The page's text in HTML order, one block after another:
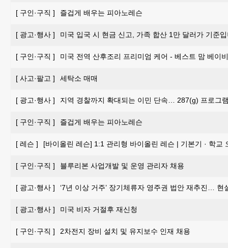
[ 구인·구직 ] 즐겁게 배우는 피아노레슨
[ 광고·행사 ] 미국 입국 시 현금 신고, 가족 합산 1만 달러가 기준
[ 구인·구직 ] 미국 전역 산후조리 프리미엄 케어 - 베스트 맘 베이
[ 사고·팔고 ] 세탁소 매매
[ 광고·행사 ] 지역 경찰까지 확대되는 이민 단속… 287(g) 프로그
[ 구인·구직 ] 즐겁게 배우는 피아노레슨
[ 레슨 ] [바이올린 레슨] 1:1 관리형 바이올린 레슨 | 기본기 · 학
[ 구인·구직 ] 블루리본 사업개발 및 운영 관리자 채용
[ 광고·행사 ] ‘7년 이상 거주’ 장기체류자 영주권 법안 재추진… 현
[ 광고·행사 ] 미국 비자 거절후 재신청
[ 구인·구직 ] 2차전지 장비 설치 및 유지보수 인재 채용